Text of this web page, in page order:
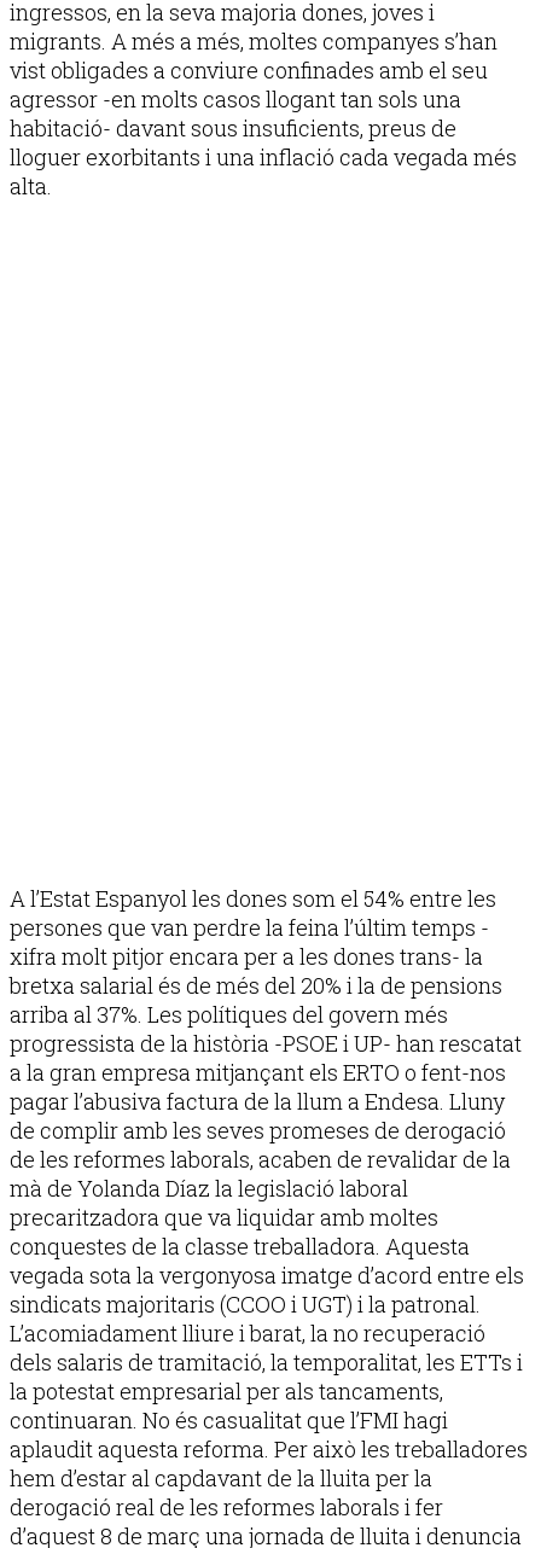
ingressos, en la seva majoria dones, joves i
migrants. A més a més, moltes companyes s’han
vist obligades a conviure confinades amb el seu
agressor -en molts casos llogant tan sols una
habitació- davant sous insuficients, preus de
lloguer exorbitants i una inflació cada vegada més
alta.
A l’Estat Espanyol les dones som el 54% entre les
persones que van perdre la feina l’últim temps -
xifra molt pitjor encara per a les dones trans- la
bretxa salarial és de més del 20% i la de pensions
arriba al 37%. Les polítiques del govern més
progressista de la història -PSOE i UP- han rescatat
a la gran empresa mitjançant els ERTO o fent-nos
pagar l’abusiva factura de la llum a Endesa. Lluny
de complir amb les seves promeses de derogació
de les reformes laborals, acaben de revalidar de la
mà de Yolanda Díaz la legislació laboral
precaritzadora que va liquidar amb moltes
conquestes de la classe treballadora. Aquesta
vegada sota la vergonyosa imatge d’acord entre els
sindicats majoritaris (CCOO i UGT) i la patronal.
L’acomiadament lliure i barat, la no recuperació
dels salaris de tramitació, la temporalitat, les ETTs i
la potestat empresarial per als tancaments,
continuaran. No és casualitat que l’FMI hagi
aplaudit aquesta reforma. Per això les treballadores
hem d’estar al capdavant de la lluita per la
derogació real de les reformes laborals i fer
d’aquest 8 de març una jornada de lluita i denuncia